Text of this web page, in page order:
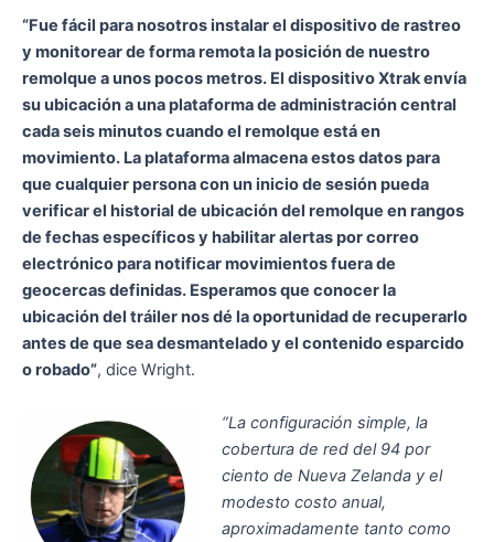
“Fue fácil para nosotros instalar el dispositivo de rastreo
y monitorear de forma remota la posición de nuestro
remolque a unos pocos metros. El dispositivo Xtrak envía
su ubicación a una plataforma de administración central
cada seis minutos cuando el remolque está en
movimiento. La plataforma almacena estos datos para
que cualquier persona con un inicio de sesión pueda
verificar el historial de ubicación del remolque en rangos
de fechas específicos y habilitar alertas por correo
electrónico para notificar movimientos fuera de
geocercas definidas. Esperamos que conocer la
ubicación del tráiler nos dé la oportunidad de recuperarlo
antes de que sea desmantelado y el contenido esparcido
o robado”, dice Wright.
“La configuración simple, la
cobertura de red del 94 por
ciento de Nueva Zelanda y el
modesto costo anual,
aproximadamente tanto como